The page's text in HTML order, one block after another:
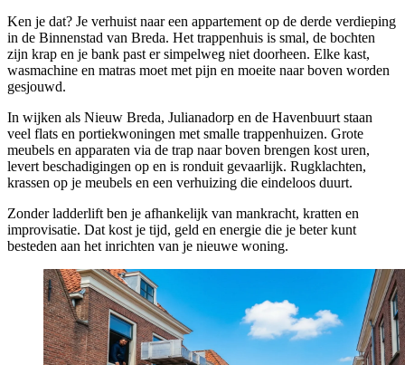
Ken je dat? Je verhuist naar een appartement op de derde verdieping
in de Binnenstad van Breda. Het trappenhuis is smal, de bochten
zijn krap en je bank past er simpelweg niet doorheen. Elke kast,
wasmachine en matras moet met pijn en moeite naar boven worden
gesjouwd.
In wijken als Nieuw Breda, Julianadorp en de Havenbuurt staan
veel flats en portiekwoningen met smalle trappenhuizen. Grote
meubels en apparaten via de trap naar boven brengen kost uren,
levert beschadigingen op en is ronduit gevaarlijk. Rugklachten,
krassen op je meubels en een verhuizing die eindeloos duurt.
Zonder ladderlift ben je afhankelijk van mankracht, kratten en
improvisatie. Dat kost je tijd, geld en energie die je beter kunt
besteden aan het inrichten van je nieuwe woning.